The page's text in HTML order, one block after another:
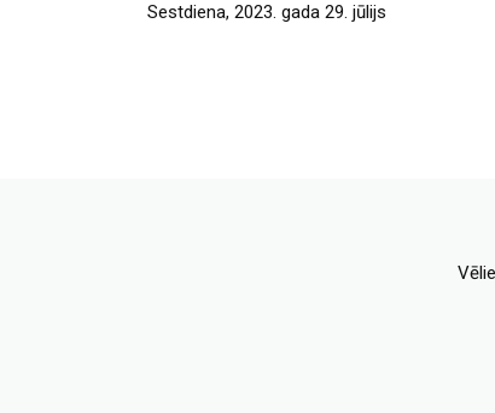
Sestdiena, 2023. gada 29. jūlijs